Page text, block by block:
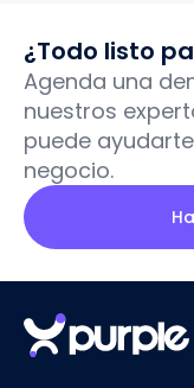
¿Todo listo
Agenda una
nuestros
puede
negocio.